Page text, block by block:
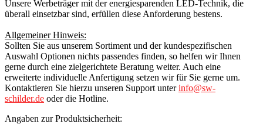
Unsere Werbeträger mit der energiesparenden LED-Technik, die
überall einsetzbar sind, erfüllen diese Anforderung bestens.
Allgemeiner Hinweis:
Sollten Sie aus unserem Sortiment und der kundespezifischen
Auswahl Optionen nichts passendes finden, so helfen wir Ihnen
gerne durch eine zielgerichtete Beratung weiter. Auch eine
erweiterte individuelle Anfertigung setzen wir für Sie gerne um.
Kontaktieren Sie hierzu unseren Support unterinfo@sw-
schilder.de oder die Hotline.
Angaben zur Produktsicherheit: